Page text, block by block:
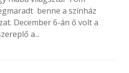
benne a színház
December 6-án ő volt a
a...